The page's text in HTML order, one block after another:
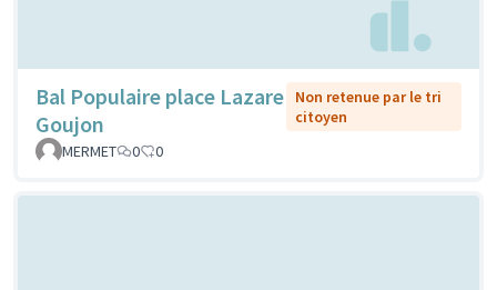
Bal Populaire place Lazare
Goujon
Non retenue par le tri
citoyen
MERMET
0 0